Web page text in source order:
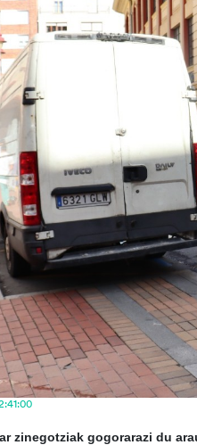
zinegotziak gogorarazi du